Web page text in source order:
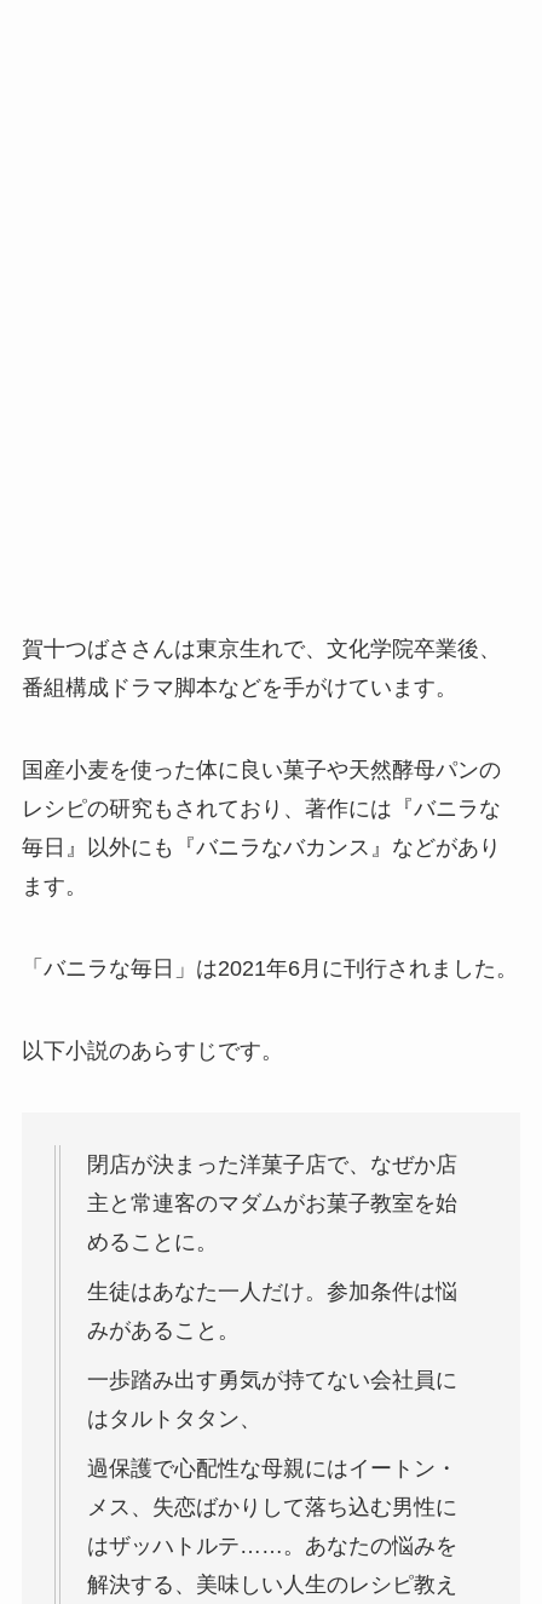
賀十つばささんは東京生れで、文化学院卒業後、
番組構成ドラマ脚本などを手がけています。
国産小麦を使った体に良い菓子や天然酵母パンの
レシピの研究もされており、著作には『バニラな
毎日』以外にも『バニラなバカンス』などがあり
ます。
「バニラな毎日」は2021年6月に刊行されました。
以下小説のあらすじです。
閉店が決まった洋菓子店で、なぜか店
主と常連客のマダムがお菓子教室を始
めることに。
生徒はあなた一人だけ。参加条件は悩
みがあること。
一歩踏み出す勇気が持てない会社員に
はタルトタタン、
過保護で心配性な母親にはイートン・
メス、失恋ばかりして落ち込む男性に
はザッハトルテ……。あなたの悩みを
解決する、美味しい人生のレシピ教え